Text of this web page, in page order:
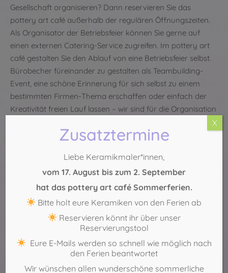
Gesellschaft organisieren? Dann reservieren Sie das
pottery art café außerhalb der regulären Öffnungszeiten.
Als Organisator der Betriebsfeier können Sie gerne auf
einen externen Catering-Service zugreifen. Im pottery art
café gestalten Sie den Ablauf von eine Betriebsfeier selbst.
Bürobecher füreinander zu gestalten als Teambuilding-
Event, eine schöne Erinnerung für sich selbst zu einem
bestimmten Firmen-Thema erschaffen oder einfach der
Kreativität freien Lauf lassen – wir sind für die Organisation
Jetzt freie Zeiten anfragen
0221 – 29 888 554
Köln-Mitte:0221 – 271 75 69
Zusatztermine
Liebe Keramikmaler*innen,
vom 17. August bis zum 2. September
hat das pottery art café Sommerferien.
Bitte holt eure Keramiken von den Ferien ab
Reservieren könnt ihr über unser
Reservierungstool
Eure E-Mails werden so schnell wie möglich nach
den Ferien beantwortet
Wir wünschen allen wunderschöne sommerliche
X